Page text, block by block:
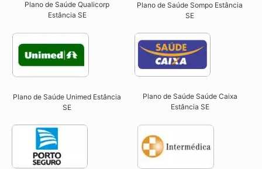
Plano de Saúde Qualicorp
Estância SE​
Plano de Saúde Sompo Estância
SE​
Plano de Saúde Unimed Estância
SE
Plano de Saúde Saúde Caixa
Estância SE​